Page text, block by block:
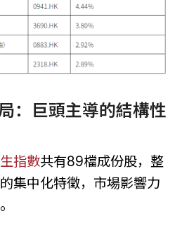
：巨頭主導的結構性
指數共有89檔成份股，整
集中化特徵，市場影響力